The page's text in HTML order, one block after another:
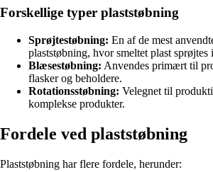
Forskellige typer plaststøbning
Sprøjtestøbning: En af de mest
plaststøbning, hvor smeltet plast sprøjtes
Blæsestøbning: Anvendes primært til
flasker og beholdere.
Rotationsstøbning: Velegnet til
komplekse produkter.
Fordele ved plaststøbning
Plaststøbning har flere fordele, herunder: